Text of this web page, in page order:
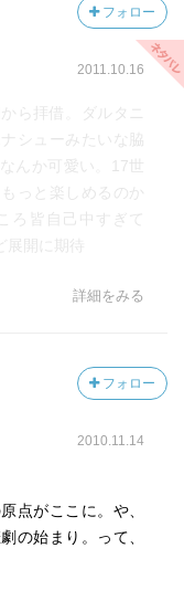
フォロー
2011.10.16
ら拝借。ダルタニ
シューみたいな脇
んか可愛い。17世
っと楽しめるのか
ろ皆自己中すぎて
展開に期待
詳細をみる
フォロー
2010.11.14
点がここに。や、
の始まり。って、